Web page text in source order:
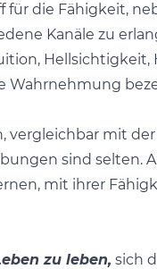
für die Fähigkeit,
Kanäle zu
Hellsichtigkeit,
Wahrnehmung
vergleichbar mit
sind selten.
mit ihrer
zu leben, sich